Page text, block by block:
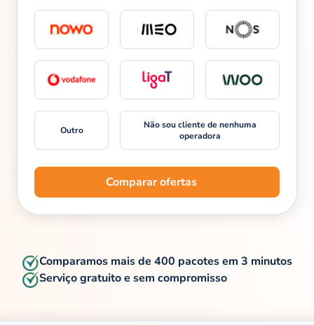
Outro
Não sou cliente de nenhuma
operadora
Comparar ofertas
Comparamos mais de 400 pacotes em 3 minutos
Serviço gratuito e sem compromisso